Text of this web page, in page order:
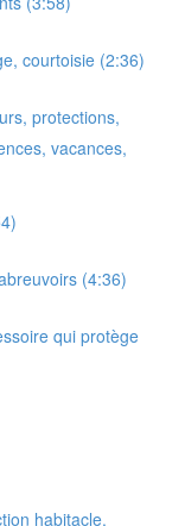
courtoisie (2:36)
protections,
vacances,
(4:36)
qui protège
habitacle,